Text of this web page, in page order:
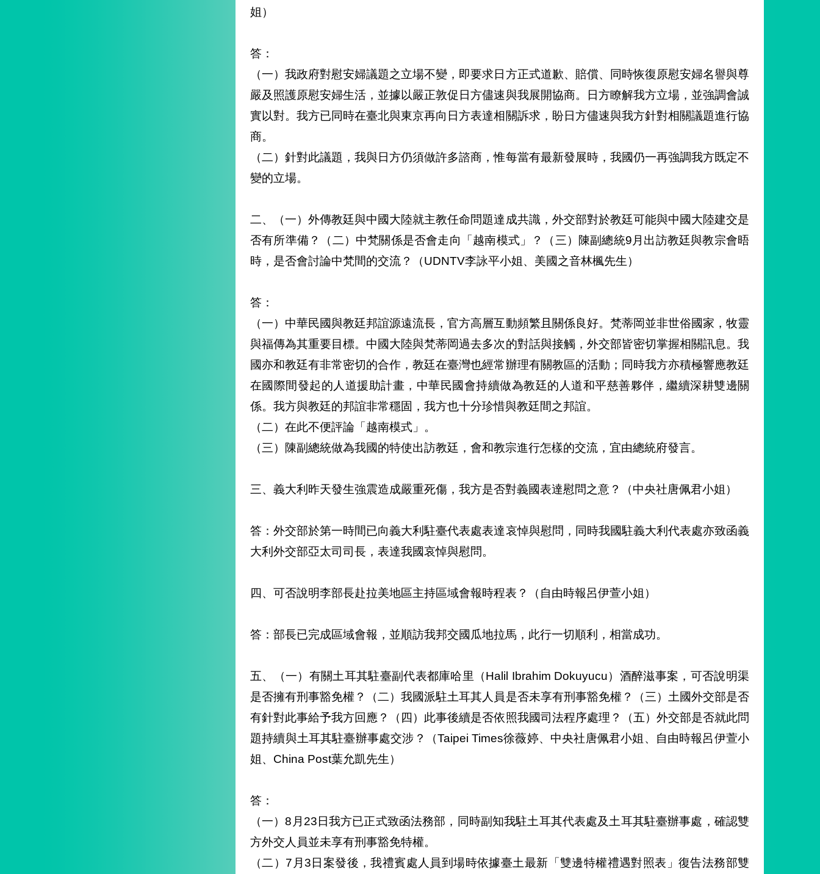
姐）
答：
（一）我政府對慰安婦議題之立場不變，即要求日方正式道歉、賠償、同時恢復原慰安婦名譽與尊
嚴及照護原慰安婦生活，並據以嚴正敦促日方儘速與我展開協商。日方瞭解我方立場，並強調會誠
實以對。我方已同時在臺北與東京再向日方表達相關訴求，盼日方儘速與我方針對相關議題進行協
商。
（二）針對此議題，我與日方仍須做許多諮商，惟每當有最新發展時，我國仍一再強調我方既定不
變的立場。
二、（一）外傳教廷與中國大陸就主教任命問題達成共識，外交部對於教廷可能與中國大陸建交是
否有所準備？（二）中梵關係是否會走向「越南模式」？（三）陳副總統9月出訪教廷與教宗會晤
時，是否會討論中梵間的交流？（UDNTV李詠平小姐、美國之音林楓先生）
答：
（一）中華民國與教廷邦誼源遠流長，官方高層互動頻繁且關係良好。梵蒂岡並非世俗國家，牧靈
與福傳為其重要目標。中國大陸與梵蒂岡過去多次的對話與接觸，外交部皆密切掌握相關訊息。我
國亦和教廷有非常密切的合作，教廷在臺灣也經常辦理有關教區的活動；同時我方亦積極響應教廷
在國際間發起的人道援助計畫，中華民國會持續做為教廷的人道和平慈善夥伴，繼續深耕雙邊關
係。我方與教廷的邦誼非常穩固，我方也十分珍惜與教廷間之邦誼。
（二）在此不便評論「越南模式」。
（三）陳副總統做為我國的特使出訪教廷，會和教宗進行怎樣的交流，宜由總統府發言。
三、義大利昨天發生強震造成嚴重死傷，我方是否對義國表達慰問之意？（中央社唐佩君小姐）
答：外交部於第一時間已向義大利駐臺代表處表達哀悼與慰問，同時我國駐義大利代表處亦致函義
大利外交部亞太司司長，表達我國哀悼與慰問。
四、可否說明李部長赴拉美地區主持區域會報時程表？（自由時報呂伊萱小姐）
答：部長已完成區域會報，並順訪我邦交國瓜地拉馬，此行一切順利，相當成功。
五、（一）有關土耳其駐臺副代表都庫哈里（Halil Ibrahim Dokuyucu）酒醉滋事案，可否說明渠
是否擁有刑事豁免權？（二）我國派駐土耳其人員是否未享有刑事豁免權？（三）土國外交部是否
有針對此事給予我方回應？（四）此事後續是否依照我國司法程序處理？（五）外交部是否就此問
題持續與土耳其駐臺辦事處交涉？（Taipei Times徐薇婷、中央社唐佩君小姐、自由時報呂伊萱小
姐、China Post葉允凱先生）
答：
（一）8月23日我方已正式致函法務部，同時副知我駐土耳其代表處及土耳其駐臺辦事處，確認雙
方外交人員並未享有刑事豁免特權。
（二）7月3日案發後，我禮賓處人員到場時依據臺土最新「雙邊特權禮遇對照表」復告法務部雙